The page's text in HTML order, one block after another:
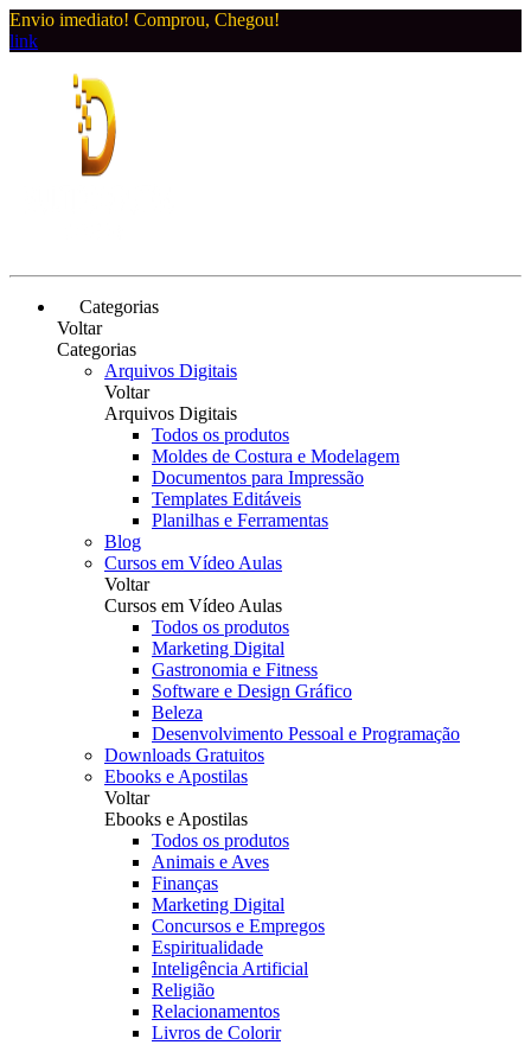
Envio imediato! Comprou, Chegou!
link
Categorias
Voltar
Categorias
Arquivos Digitais
Voltar
Arquivos Digitais
Todos os produtos
Moldes de Costura e Modelagem
Documentos para Impressão
Templates Editáveis
Planilhas e Ferramentas
Blog
Cursos em Vídeo Aulas
Voltar
Cursos em Vídeo Aulas
Todos os produtos
Marketing Digital
Gastronomia e Fitness
Software e Design Gráfico
Beleza
Desenvolvimento Pessoal e Programação
Downloads Gratuitos
Ebooks e Apostilas
Voltar
Ebooks e Apostilas
Todos os produtos
Animais e Aves
Finanças
Marketing Digital
Concursos e Empregos
Espiritualidade
Inteligência Artificial
Religião
Relacionamentos
Livros de Colorir